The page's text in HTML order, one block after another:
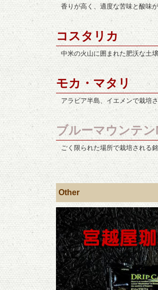
香りが高く、適度な苦味と酸味
コスタリカ
中米の火山に囲まれた肥沃な土
モカ・マタリ
アラビア半島、イエメンで栽培
ブルーマウンテン
ごく限られた場所で栽培される
Other